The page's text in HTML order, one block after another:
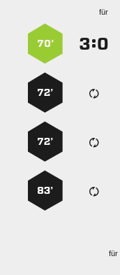
für
:
70’
72’
72’
83’
für